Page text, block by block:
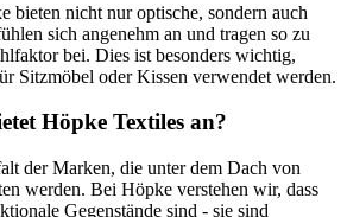
bieten nicht nur optische, sondern auch
sich angenehm an und tragen so zu
bei. Dies ist besonders wichtig,
Sitzmöbel oder Kissen verwendet werden.
Höpke Textiles an?
der Marken, die unter dem Dach von
werden. Bei Höpke verstehen wir, dass
Gegenstände sind - sie sind